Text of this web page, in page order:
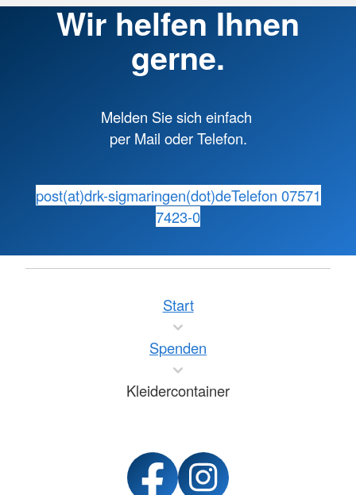
Wir helfen Ihnen
gerne.
Melden Sie sich einfach
per Mail oder Telefon.
post(at)drk-sigmaringen(dot)deTelefon 07571
7423-0
Start
Spenden
Kleidercontainer